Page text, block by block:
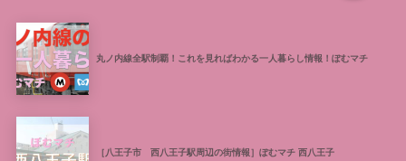
丸ノ内線全駅制覇！これを見ればわかる一人暮らし情報！ぽむマチ
［八王子市 西八王子駅周辺の街情報］ぽむマチ 西八王子